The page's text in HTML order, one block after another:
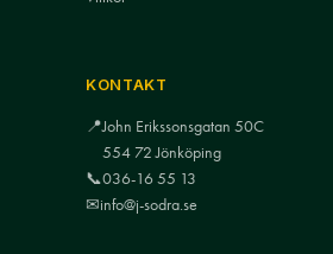
KONTAKT
📍John Erikssonsgatan 50C
554 72 Jönköping
📞036-16 55 13
✉info@j-sodra.se